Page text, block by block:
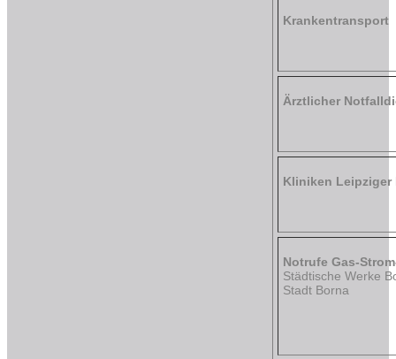
Krankentransport
Ärztlicher
Kliniken Leipziger
Notrufe Gas-
Städtische Werke
Stadt Borna